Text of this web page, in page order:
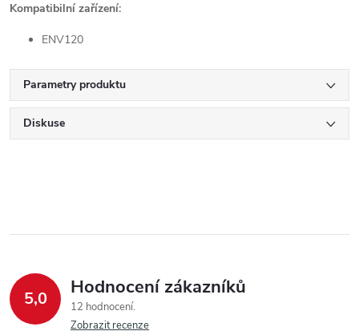
Kompatibilní zařízení:
ENV120
Parametry produktu
Diskuse
5,0 Hodnocení zákazníků
12 hodnocení
Zobrazit recenze